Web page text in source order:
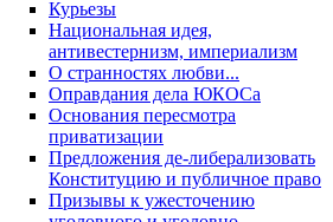
Курьезы
Национальная идея,
антивестернизм, империализм
О странностях любви...
Оправдания дела ЮКОСа
Основания пересмотра
приватизации
Предложения де-либерализовать
Конституцию и публичное право
Призывы к ужесточению